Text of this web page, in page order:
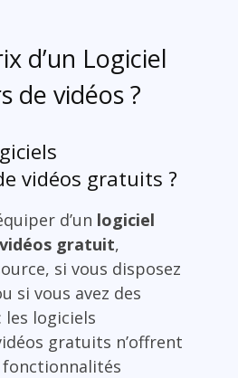
d’un Logiciel
de vidéos ?
vidéos gratuits ?
d’un logiciel
gratuit,
si vous disposez
si vous avez des
logiciels
gratuits n’offrent
fonctionnalités